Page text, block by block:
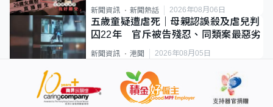
新聞資訊 新聞熱話 2026年08月06日
五歲童疑遭虐死｜母親認誤殺及虐兒判
囚22年 官斥被告殘忍、同類案最惡劣
新聞資訊 港聞 2026年08月05日